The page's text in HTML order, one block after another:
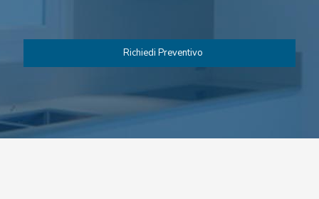
Richiedi Preventivo